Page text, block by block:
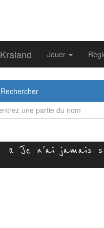
Kraland Jouer
Rechercher
« Je n'ai jamais